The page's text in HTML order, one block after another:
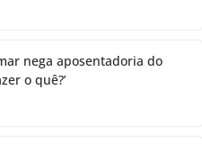
nega aposentadoria do
o quê?’